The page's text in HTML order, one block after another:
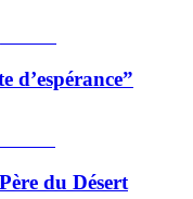
d’espérance”
du Désert